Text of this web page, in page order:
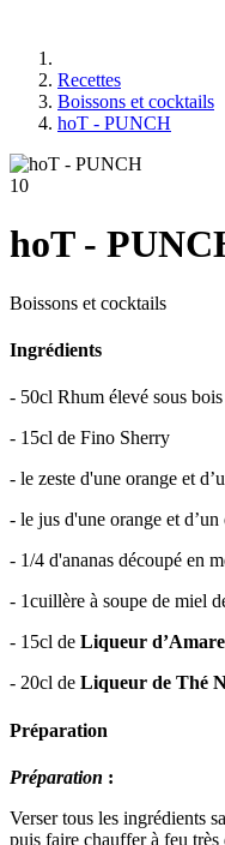
Recettes
Boissons et cocktails
hoT - PUNCH
10
hoT -
Boissons et cocktails
Ingrédients
- 50cl Rhum élevé sous
- 15cl de Fino Sherry
- le zeste d'une orange et
- le jus d'une orange et
- 1/4 d'ananas découpé en
- 1cuillère à soupe de miel
- 15cl de Liqueur
- 20cl de Liqueur de Thé
Préparation
Préparation
Verser tous les ingrédients
puis faire chauffer à feu très